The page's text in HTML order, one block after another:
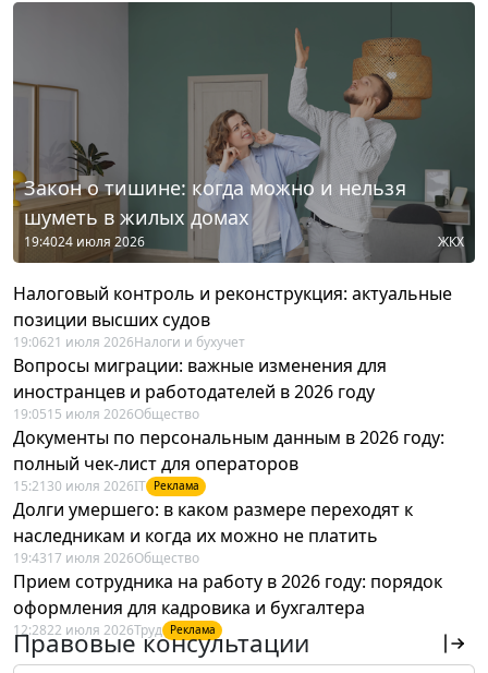
Закон о тишине: когда можно и нельзя
шуметь в жилых домах
19:4024 июля 2026 ЖКХ
Налоговый контроль и реконструкция: актуальные
позиции высших судов
19:0621 июля 2026Налоги и бухучет
Вопросы миграции: важные изменения для
иностранцев и работодателей в 2026 году
19:0515 июля 2026Общество
Документы по персональным данным в 2026 году:
полный чек-лист для операторов
15:21 30 июля 2026IT Реклама
Долги умершего: в каком размере переходят к
наследникам и когда их можно не платить
19:4317 июля 2026Общество
Прием сотрудника на работу в 2026 году: порядок
оформления для кадровика и бухгалтера
12:2822 июля 2026Труд Реклама
Правовые консультации